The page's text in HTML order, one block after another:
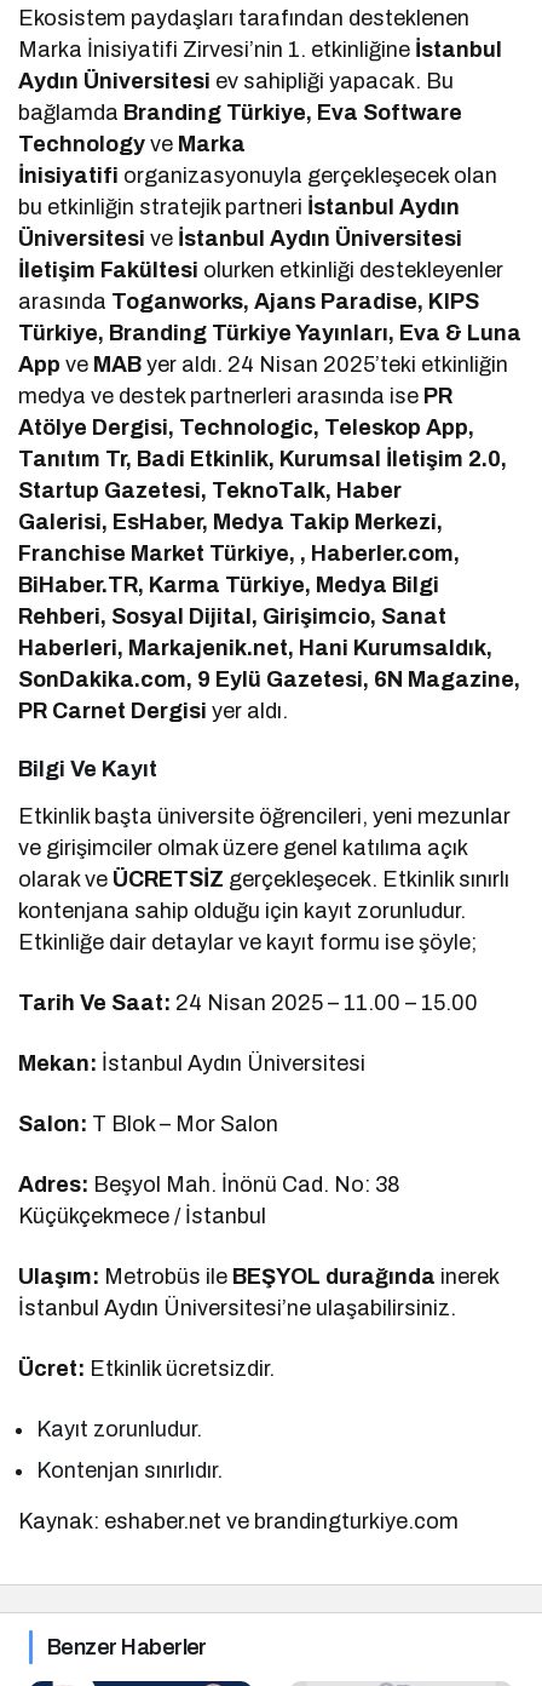
Ekosistem paydaşları tarafından desteklenen
Marka İnisiyatifi Zirvesi’nin 1. etkinliğine İstanbul
Aydın Üniversitesi ev sahipliği yapacak. Bu
bağlamda Branding Türkiye, Eva Software
Technology ve Marka
İnisiyatifi organizasyonuyla gerçekleşecek olan
bu etkinliğin stratejik partneri İstanbul Aydın
Üniversitesi ve İstanbul Aydın Üniversitesi
İletişim Fakültesi olurken etkinliği destekleyenler
arasında Toganworks, Ajans Paradise, KIPS
Türkiye, Branding Türkiye Yayınları, Eva & Luna
App ve MAByer aldı. 24 Nisan 2025’teki etkinliğin
medya ve destek partnerleri arasında ise PR
Atölye Dergisi, Technologic, Teleskop App,
Tanıtım Tr, Badi Etkinlik, Kurumsal İletişim 2.0,
Startup Gazetesi, TeknoTalk, Haber
Galerisi, EsHaber, Medya Takip Merkezi,
Franchise Market Türkiye, , Haberler.com,
BiHaber.TR, Karma Türkiye, Medya Bilgi
Rehberi, Sosyal Dijital, Girişimcio, Sanat
Haberleri, Markajenik.net, Hani Kurumsaldık,
SonDakika.com, 9 Eylü Gazetesi, 6N Magazine,
PR Carnet Dergisi yer aldı.
Bilgi Ve Kayıt
Etkinlik başta üniversite öğrencileri, yeni mezunlar
ve girişimciler olmak üzere genel katılıma açık
olarak ve ÜCRETSİZ gerçekleşecek. Etkinlik sınırlı
kontenjana sahip olduğu için kayıt zorunludur.
Etkinliğe dair detaylar ve kayıt formu ise şöyle;
Tarih Ve Saat: 24 Nisan 2025 – 11.00 – 15.00
Mekan: İstanbul Aydın Üniversitesi
Salon: T Blok – Mor Salon
Adres: Beşyol Mah. İnönü Cad. No: 38
Küçükçekmece / İstanbul
Ulaşım: Metrobüs ile BEŞYOL durağında inerek
İstanbul Aydın Üniversitesi’ne ulaşabilirsiniz.
Ücret: Etkinlik ücretsizdir.
Kayıt zorunludur.
Kontenjan sınırlıdır.
Kaynak: eshaber.net ve brandingturkiye.com
Benzer Haberler